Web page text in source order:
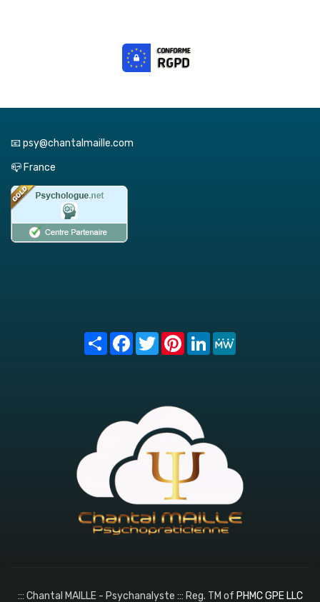
📧 psy@chantalmaille.com
📪 France
Share FacebookTwitterPinterest
LinkedIn
::: Chantal MAILLE - Psychanalyste ::: Reg. TM of PHMC GPE LLC